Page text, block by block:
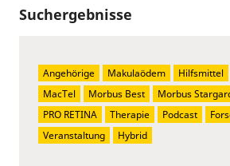
Suchergebnisse
Angehörige Makulaödem Hilfsmittel
MacTel
Morbus Best Morbus
PRO RETINA
Therapie Podcast
Veranstaltung
Hybrid